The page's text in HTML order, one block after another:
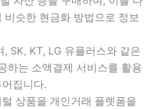
슷한 현금화 방법으로 정보
SK, KT, LG 유플러스와 같은
하는 소액결제 서비스를 활용
집니다.
상품을 개인거래 플렛폼을